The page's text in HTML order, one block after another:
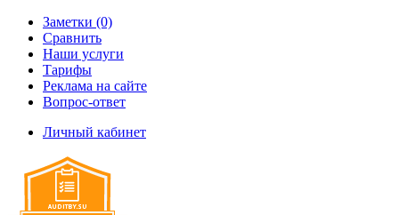
Заметки (0)
Сравнить
Наши услуги
Тарифы
Реклама на сайте
Вопрос-ответ
Личный кабинет